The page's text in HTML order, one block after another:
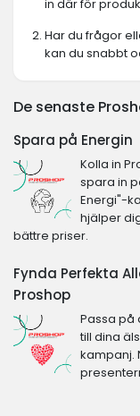
in där för
Har du frågor
kan du snabbt
De senaste
Spara på Energin
Kolla in
spara in
Energi"-
hjälper
bättre priser.
Fynda Perfekta
Proshop
Passa på
till dina
kampanj.